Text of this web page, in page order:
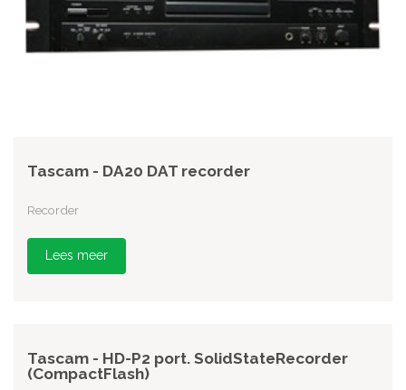
Tascam - DA20 DAT recorder
Recorder
Lees meer
Tascam - HD-P2 port. SolidStateRecorder
(CompactFlash)